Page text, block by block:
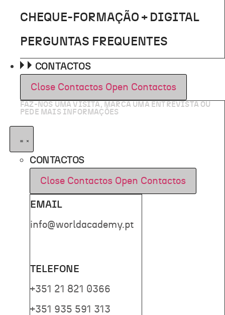
CHEQUE-FORMAÇÃO + DIGITAL
PERGUNTAS FREQUENTES
CONTACTOS
Close Contactos Open Contactos
FAZ-NOS UMA VISITA, MARCA UMA ENTREVISTA OU
PEDE MAIS INFORMAÇÕES
CONTACTOS
Close Contactos Open Contactos
EMAIL
info@worldacademy.pt
TELEFONE
+351 21 821 0366
+351 935 591 313